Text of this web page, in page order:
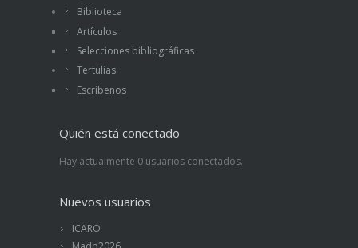
Biblioteca
Artículos
Selecciones bibliográficas
Tertulias
Escríbenos
Quién está conectado
Hay actualmente 0 usuarios conectados.
Nuevos usuarios
ICARO